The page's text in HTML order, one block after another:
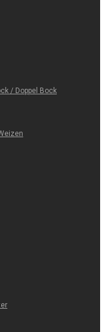
/ Doppel Bock